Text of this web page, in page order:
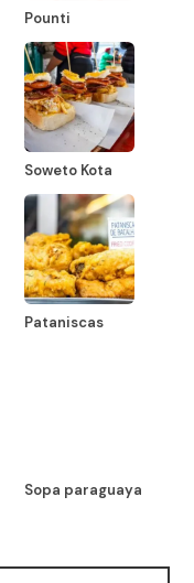
Pounti
Soweto Kota
Pataniscas
Sopa paraguaya